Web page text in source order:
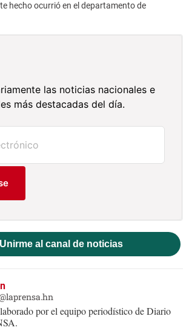
hecho ocurrió en el departamento de
las noticias nacionales e
más destacadas del día.
Unirme al canal de noticias
por el equipo periodístico de Diario